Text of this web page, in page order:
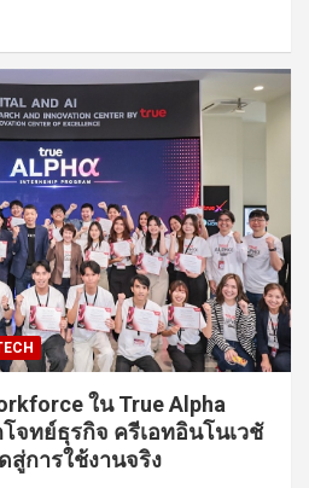
ใน True Alpha
จทย์ธุรกิจ ครีเอทอินโนเวชั
การใช้งานจริง